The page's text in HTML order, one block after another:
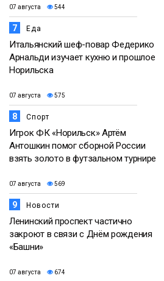
07 августа 544
7 Еда
Итальянский шеф-повар Федерико
Арнальди изучает кухню и прошлое
Норильска
07 августа 575
8 Спорт
Игрок ФК «Норильск» Артём
Антошкин помог сборной России
взять золото в футзальном турнире
07 августа 569
9 Новости
Ленинский проспект частично
закроют в связи с Днём рождения
«Башни»
07 августа 674